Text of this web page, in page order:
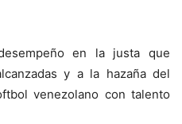
en la justa que
y a la hazaña del
venezolano con talento